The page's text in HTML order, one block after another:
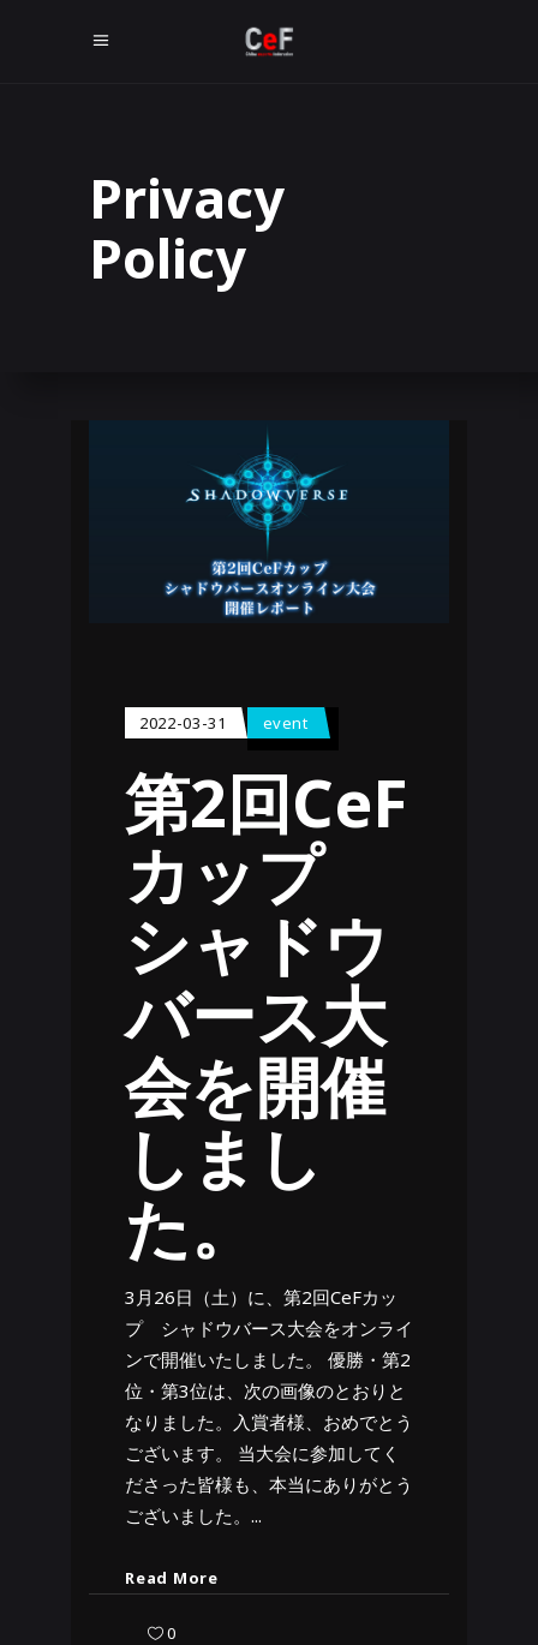
Privacy
Policy
2022-03-31 event
第2回CeF
カップ
シャドウ
バース大
会を開催
しまし
た。
3月26日（土）に、第2回CeFカッ
プ シャドウバース大会をオンライ
ンで開催いたしました。 優勝・第2
位・第3位は、次の画像のとおりと
なりました。入賞者様、おめでとう
ございます。 当大会に参加してく
ださった皆様も、本当にありがとう
ございました。
Read More
0